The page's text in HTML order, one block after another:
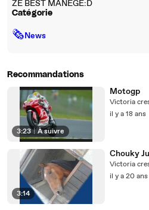
ZE BEST MANEGE:D
Catégorie
🗞News
Recommandations
3:23 | À suivre
Motogp
Victoria
il y a 18 ans
3:14
Chouky
Victoria
il y a 20 ans